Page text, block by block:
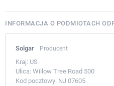
INFORMACJA O PODMIOTACH
Solgar Producent
Kraj: US
Ulica: Willow Tree Road 500
Kod pocztowy: NJ 07605